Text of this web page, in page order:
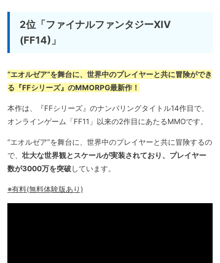
2位「ファイナルファンタジーXIV
(FF14)」
“エオルゼア”を舞台に、世界中のプレイヤーと共に冒険ができ
る『FFシリーズ』のMMORPG最新作！
本作は、『FFシリーズ』のナンバリングタイトル14作目で、
オンラインゲーム「FF11」以来の2作目にあたるMMOです。
“エオルゼア”を舞台に、世界中のプレイヤーと共に冒険するの
で、壮大な世界観とスケールが実装されており、プレイヤー
数が3000万を突破しています。
※有料(無料体験版あり)